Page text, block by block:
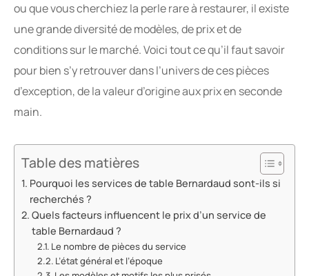
ou que vous cherchiez la perle rare à restaurer, il existe
une grande diversité de modèles, de prix et de
conditions sur le marché. Voici tout ce qu’il faut savoir
pour bien s’y retrouver dans l’univers de ces pièces
d’exception, de la valeur d’origine aux prix en seconde
main.
Table des matières
Pourquoi les services de table Bernardaud sont-ils si
recherchés ?
Quels facteurs influencent le prix d’un service de
table Bernardaud ?
Le nombre de pièces du service
L’état général et l’époque